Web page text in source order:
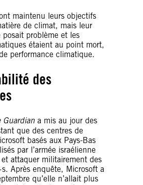
maintenu leurs objectifs
de climat, mais leur
problème et les
étaient au point mort,
performance climatique.
des
Guardian a mis au jour des
que des centres de
basés aux Pays-Bas
par l’armée israélienne
attaquer militairement des
Après enquête, Microsoft a
qu’elle n’allait plus